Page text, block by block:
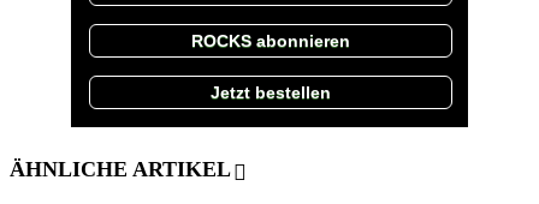
ROCKS abonnieren
Jetzt bestellen
ÄHNLICHE ARTIKEL